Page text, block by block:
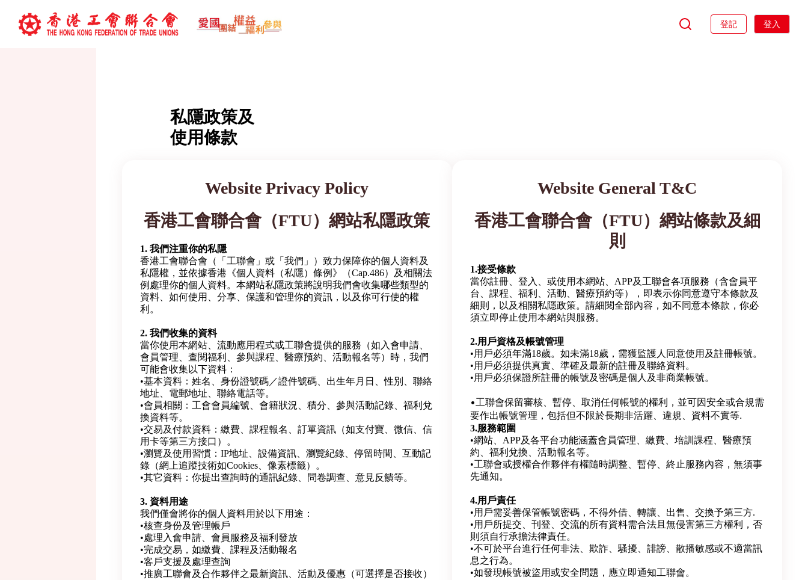
登記 登入
私隱政策及
使用條款
Website Privacy Policy
香港工會聯合會（FTU）網站私隱政策
1. 我們注重你的私隱
香港工會聯合會（「工聯會」或「我們」）致力保障你的個人資料及
私隱權，並依據香港《個人資料（私隱）條例》（Cap.486）及相關法
例處理你的個人資料。本網站私隱政策將說明我們會收集哪些類型的
資料、如何使用、分享、保護和管理你的資訊，以及你可行使的權
利。
2. 我們收集的資料
當你使用本網站、流動應用程式或工聯會提供的服務（如入會申請、
會員管理、查閱福利、參與課程、醫療預約、活動報名等）時，我們
可能會收集以下資料：
•基本資料：姓名、身份證號碼／證件號碼、出生年月日、性別、聯絡
地址、電郵地址、聯絡電話等。
•會員相關：工會會員編號、會籍狀況、積分、參與活動記錄、福利兌
換資料等。
•交易及付款資料：繳費、課程報名、訂單資訊（如支付寶、微信、信
用卡等第三方接口）。
•瀏覽及使用習慣：IP地址、設備資訊、瀏覽紀錄、停留時間、互動記
錄（網上追蹤技術如Cookies、像素標籤）。
•其它資料：你提出查詢時的通訊紀錄、問卷調查、意見反饋等。
3. 資料用途
我們僅會將你的個人資料用於以下用途：
•核查身份及管理帳戶
•處理入會申請、會員服務及福利發放
•完成交易，如繳費、課程及活動報名
•客戶支援及處理查詢
•推廣工聯會及合作夥伴之最新資訊、活動及優惠（可選擇是否接收）
Website General T&C
香港工會聯合會（FTU）網站條款及細
則
1.接受條款
當你註冊、登入、或使用本網站、APP及工聯會各項服務（含會員平
台、課程、福利、活動、醫療預約等），即表示你同意遵守本條款及
細則，以及相關私隱政策。請細閱全部內容，如不同意本條款，你必
須立即停止使用本網站與服務。
2.用戶資格及帳號管理
•用戶必須年滿18歲。如未滿18歲，需獲監護人同意使用及註冊帳號。
•用戶必須提供真實、準確及最新的註冊及聯絡資料。
•用戶必須保證所註冊的帳號及密碼是個人及非商業帳號。
•工聯會保留審核、暫停、取消任何帳號的權利，並可因安全或合規需
要作出帳號管理，包括但不限於長期非活躍、違規、資料不實等.
3.服務範圍
•網站、APP及各平台功能涵蓋會員管理、繳費、培訓課程、醫療預
約、福利兌換、活動報名等。
•工聯會或授權合作夥伴有權隨時調整、暫停、終止服務內容，無須事
先通知。
4.用戶責任
•用戶需妥善保管帳號密碼，不得外借、轉讓、出售、交換予第三方.
•用戶所提交、刊登、交流的所有資料需合法且無侵害第三方權利，否
則須自行承擔法律責任。
•不可於平台進行任何非法、欺詐、騷擾、誹謗、散播敏感或不適當訊
息之行為。
•如發現帳號被盜用或安全問題，應立即通知工聯會。